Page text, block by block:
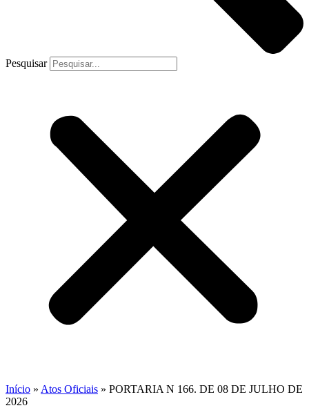
Pesquisar
Início » Atos Oficiais » PORTARIA N 166. DE 08 DE JULHO DE
2026